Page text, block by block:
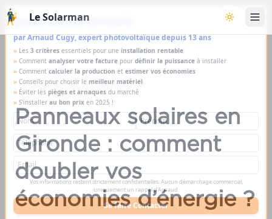
×
Étude solaire OFFERTE
par Arnaud Cugy, expert photovoltaïque depuis 13 ans
» Les 3 critères essentiels pour une installation rentable
» Comment analyser votre facture pour définir la puissance à installer
» Comment calculer la production et estimer vos économies
» Conseils pour choisir le meilleur matériel
» Éviter les pièges et arnaques du marché
» S'installer au bon prix en 2025 !
Vos informations restent strictement confidentielles. Aucun démarchage commercial,
uniquement un rappel d'Arnaud.
Se faire Contacter
Aller au contenu principal
Le Solarman Basculer
Panneaux solaires en
Gironde : comment
doubler vos
économies d’énergie ?